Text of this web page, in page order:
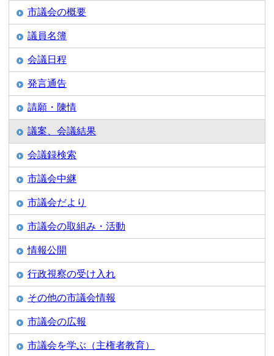
市議会の概要
議員名簿
会議日程
発言通告
請願・陳情
議案、会議結果
会議録検索
市議会中継
市議会だより
市議会の取組み・活動
情報公開
行政視察の受け入れ
その他の市議会情報
市議会の広報
市議会を学ぶ（主権者教育）